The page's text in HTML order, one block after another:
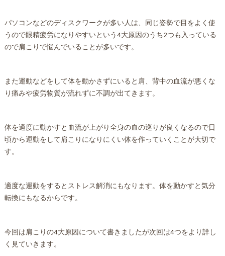
パソコンなどのディスクワークが多い人は、同じ姿勢で目をよく使
うので眼精疲労になりやすいという4大原因のうち2つも入っている
ので肩こりで悩んでいることが多いです。
また運動などをして体を動かさずにいると肩、背中の血流が悪くな
り痛みや疲労物質が流れずに不調が出てきます。
体を適度に動かすと血流が上がり全身の血の巡りが良くなるので日
頃から運動をして肩こりになりにくい体を作っていくことが大切で
す。
適度な運動をするとストレス解消にもなります。体を動かすと気分
転換にもなるからです。
今回は肩こりの4大原因について書きましたが次回は4つをより詳し
く見ていきます。